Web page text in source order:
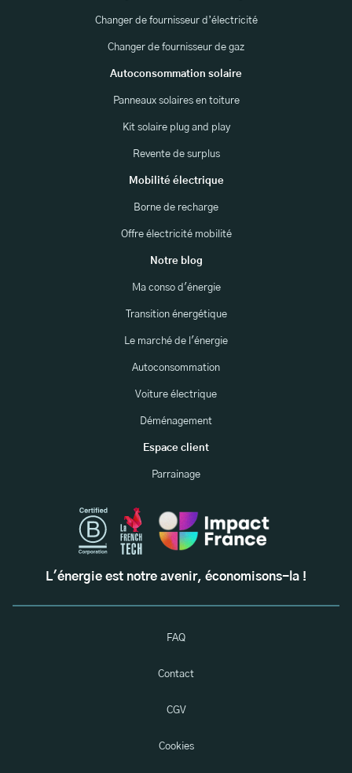
Changer de fournisseur d’électricité
Changer de fournisseur de gaz
Autoconsommation solaire
Panneaux solaires en toiture
Kit solaire plug and play
Revente de surplus
Mobilité électrique
Borne de recharge
Offre électricité mobilité
Notre blog
Ma conso d'énergie
Transition énergétique
Le marché de l'énergie
Autoconsommation
Voiture électrique
Déménagement
Espace client
Parrainage
L'énergie est notre avenir, économisons-la !
FAQ
Contact
CGV
Cookies